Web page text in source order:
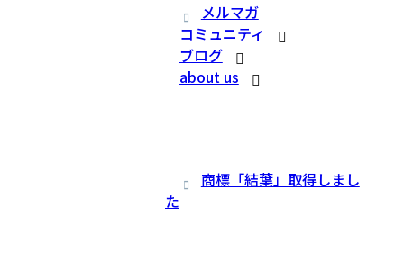
メルマガ
コミュニティ
ブログ
about us
商標「結葉」取得しまし
た